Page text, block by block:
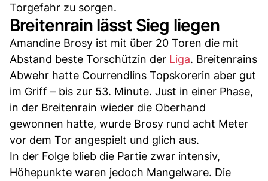
Torgefahr zu sorgen.
Breitenrain lässt Sieg liegen
Amandine Brosy ist mit über 20 Toren die mit
Abstand beste Torschützin der Liga. Breitenrains
Abwehr hatte Courrendlins Topskorerin aber gut
im Griff – bis zur 53. Minute. Just in einer Phase,
in der Breitenrain wieder die Oberhand
gewonnen hatte, wurde Brosy rund acht Meter
vor dem Tor angespielt und glich aus.
In der Folge blieb die Partie zwar intensiv,
Höhepunkte waren jedoch Mangelware. Die